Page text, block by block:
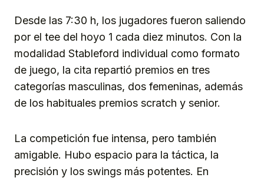
Desde las 7:30 h, los jugadores fueron saliendo
por el tee del hoyo 1 cada diez minutos. Con la
modalidad Stableford individual como formato
de juego, la cita repartió premios en tres
categorías masculinas, dos femeninas, además
de los habituales premios scratch y senior.
La competición fue intensa, pero también
amigable. Hubo espacio para la táctica, la
precisión y los swings más potentes. En